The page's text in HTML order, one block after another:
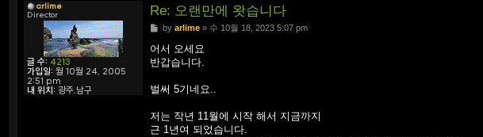
arlime
Director
글 수: 4213
가입일: 월 10월 24, 2005
2:51 pm
내 위치: 광주.남구
Re: 오랜만에 왓습니다
P
s
t
by arlime» 수 10월 18, 2023 5:07 pm
어서 오세요
반갑습니다.
벌써 5기네요..
저는 작년 11월에 시작 해서 지금까지
근 1년여 되었습니다.